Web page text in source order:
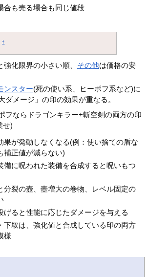
合も売る場合も同じ値段
†
化限界の小さい順、 その他は価格の安
ンスター(死の使い系、ヒーポフ系など)に
ダメージ」の印の効果が重なる。
フならドラゴンキラー+斬空剣の両方の印
せ)
果が発動しなくなる(例：使い捨ての盾な
補正値が減らない)
備に呪われた装備を合成すると呪いもつ
分裂の壺、壺増大の巻物、レベル固定の
げると性能に応じたダメージを与える
下取は、強化値と合成している印の両方
様